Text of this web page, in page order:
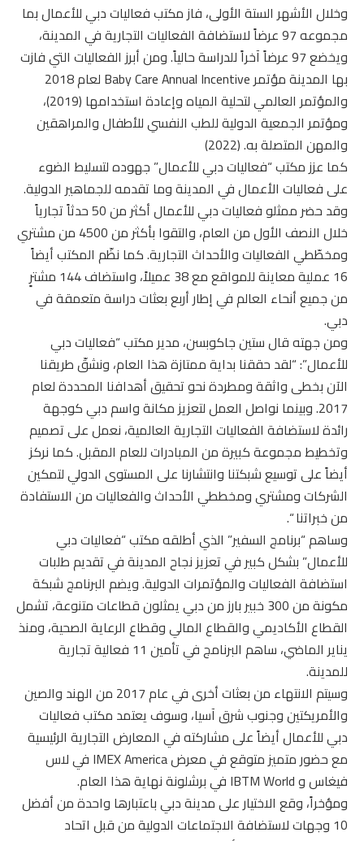
وخلال الأشهر الستة الأولى، فاز مكتب فعاليات دبي للأعمال بما
مجموعه 97 عرضاً لاستضافة الفعاليات التجارية في المدينة،
ويخضع 97 عرضاً آخراً للدراسة حالياً. ومن أبرز الفعاليات التي فازت
بها المدينة مؤتمر Baby Care Annual Incentive لعام 2018
والمؤتمر العالمي لتحلية المياه وإعادة استخدامها (2019)،
ومؤتمر الجمعية الدولية للطب النفسي للأطفال والمراهقين
والمهن المتصلة به. (2022)
كما عزز مكتب “فعاليات دبي للأعمال” جهوده لتسليط الضوء
على فعاليات الأعمال في المدينة وما تقدمه للجماهير الدولية.
وقد حضر ممثلو فعاليات دبي للأعمال أكثر من 50 حدثاً تجارياً
خلال النصف الأول من العام، والتقوا بأكثر من 4500 من مشتري
ومخطّطي الفعاليات والأحداث التجارية. كما نظّم المكتب أيضاً
16 عملية معاينة للمواقع مع 38 عميلاً، واستضاف 144 مشترٍ
من جميع أنحاء العالم في إطار أربع بعثات دراسة متعمقة في
دبي.
ومن جهته قال ستين جاكوبسن، مدير مكتب “فعاليات دبي
للأعمال”: “لقد حققنا بداية ممتازة هذا العام، ونشقّ طريقنا
الآن بخطى واثقة ومطردة نحو تحقيق أهدافنا المحددة لعام
2017. وبينما نواصل العمل لتعزيز مكانة واسم دبي كوجهة
رائدة لاستضافة الفعاليات التجارية العالمية، نعمل على تصميم
وتخطيط مجموعة كبيرة من المبادرات للعام المقبل. كما نركز
أيضاً على توسيع شبكتنا وانتشارنا على المستوى الدولي لتمكين
الشركات ومشتري ومخططي الأحداث والفعاليات من الاستفادة
من خبراتنا “.
وساهم “برنامج السفير” الذي أطلقه مكتب “فعاليات دبي
للأعمال” بشكل كبير في تعزيز نجاح المدينة في تقديم طلبات
استضافة الفعاليات والمؤتمرات الدولية. ويضم البرنامج شبكة
مكونة من 300 خبير بارز من دبي يمثلون قطاعات متنوعة، تشمل
القطاع الأكاديمي والقطاع المالي وقطاع الرعاية الصحية، ومنذ
يناير الماضي، ساهم البرنامج في تأمين 11 فعالية تجارية
للمدينة.
وسيتم الانتهاء من بعثات أخرى في عام 2017 من الهند والصين
والأمريكتين وجنوب شرق آسيا، وسوف يعتمد مكتب فعاليات
دبي للأعمال أيضاً على مشاركته في المعارض التجارية الرئيسية
مع حضور متميز متوقع في معرض IMEX America في لاس
فيغاس و IBTM World في برشلونة نهاية هذا العام.
ومؤخراً، وقع الاختيار على مدينة دبي باعتبارها واحدة من أفضل
10 وجهات لاستضافة الاجتماعات الدولية من قبل اتحاد